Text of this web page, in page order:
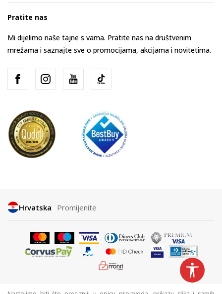
Pratite nas
Mi dijelimo naše tajne s vama. Pratite nas na društvenim
mrežama i saznajte sve o promocijama, akcijama i novitetima.
Hrvatska Promijenite